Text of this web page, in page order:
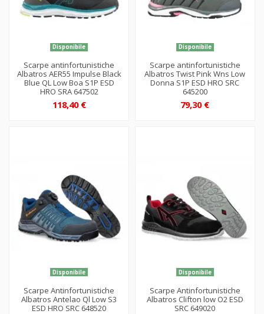
Disponibile
Scarpe antinfortunistiche
Albatros AER55 Impulse Black
Blue QL Low Boa S1P ESD
HRO SRA 647502
118,40 €
Disponibile
Scarpe antinfortunistiche
Albatros Twist Pink Wns Low
Donna S1P ESD HRO SRC
645200
79,30 €
Disponibile
Scarpe Antinfortunistiche
Albatros Antelao Ql Low S3
ESD HRO SRC 648520
Disponibile
Scarpe Antinfortunistiche
Albatros Clifton low O2 ESD
SRC 649020